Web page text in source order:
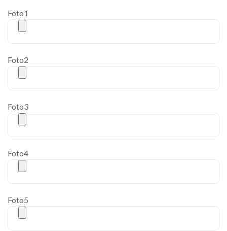
Foto1
Foto2
Foto3
Foto4
Foto5